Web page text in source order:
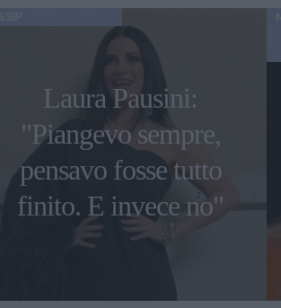
Laura Pausini:
"Piangevo sempre,
pensavo fosse tutto
finito. E invece no"